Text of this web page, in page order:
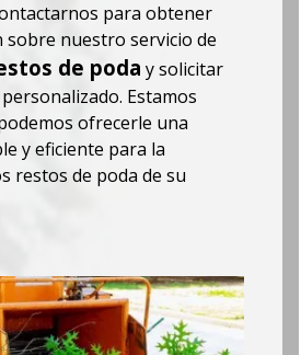
para obtener
sobre nuestro servicio de
de poda y solicitar
Estamos
ofrecerle una
y eficiente para la
restos de poda de su